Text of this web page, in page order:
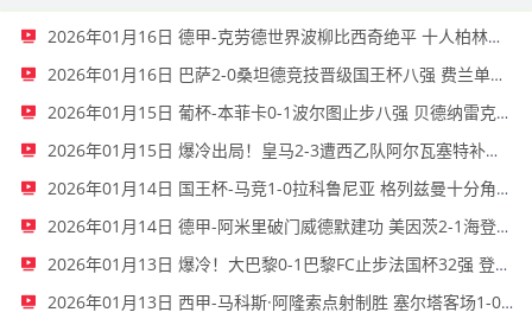
2026年01月16日 德甲-克劳德世界波柳比西奇绝平 十人柏林联合1-1奥格斯堡
2026年01月16日 巴萨2-0桑坦德竞技晋级国王杯八强 费兰单刀球破门亚马尔建功
2026年01月15日 葡杯-本菲卡0-1波尔图止步八强 贝德纳雷克制胜帕夫利季斯失良机
2026年01月15日 爆冷出局！皇马2-3遭西乙队阿尔瓦塞特补时绝杀 无缘国王杯8强
2026年01月14日 国王杯-马竞1-0拉科鲁尼亚 格列兹曼十分角任意球破门+远射中横梁
2026年01月14日 德甲-阿米里破门威德默建功 美因茨2-1海登海姆
2026年01月13日 爆冷！大巴黎0-1巴黎FC止步法国杯32强 登贝莱失单刀埃梅里中框
2026年01月13日 西甲-马科斯·阿隆索点射制胜 塞尔塔客场1-0塞维利亚